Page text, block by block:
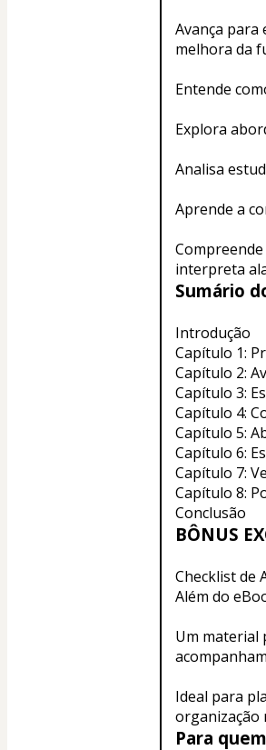
Avança para
melhora da
Entende
Explora
Analisa
Aprende a
interpreta
Sumário
Introdução
Capítulo 1:
Capítulo 2:
Capítulo 3:
Capítulo 4:
Capítulo 5:
Capítulo 6:
Capítulo 7:
Capítulo 8:
Conclusão
BÔNUS
Checklist de
Além do
Um material
Ideal para
organização
Para